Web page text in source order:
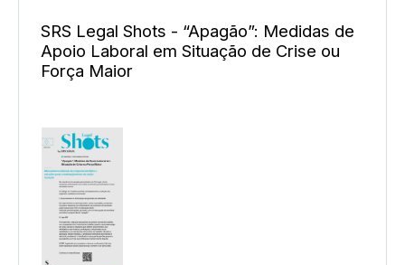
SRS Legal Shots - “Apagão”: Medidas de
Apoio Laboral em Situação de Crise ou
Força Maior